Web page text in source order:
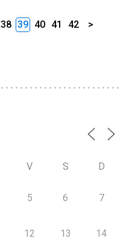
38 39 40 41 42 >
V S D
5 6 7
12 13 14